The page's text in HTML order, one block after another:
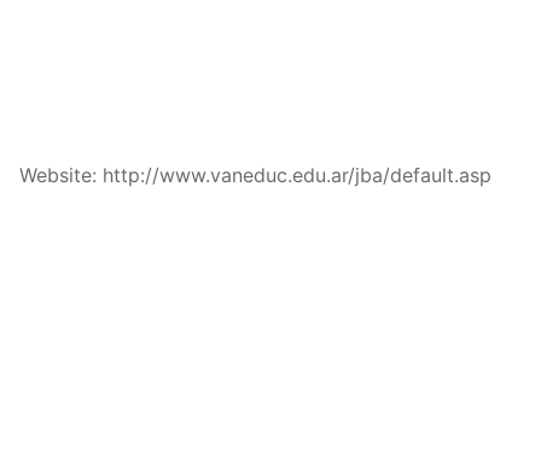
Website: http://www.vaneduc.edu.ar/jba/default.asp